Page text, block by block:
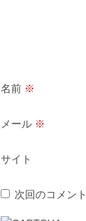
名前 ※
メール ※
サイト
次回のコメン